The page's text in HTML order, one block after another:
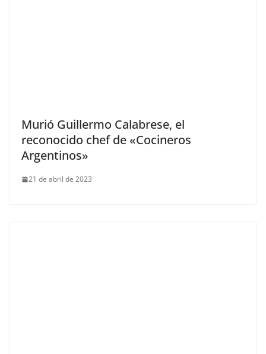
Murió Guillermo Calabrese, el
reconocido chef de «Cocineros
Argentinos»
21 de abril de 2023